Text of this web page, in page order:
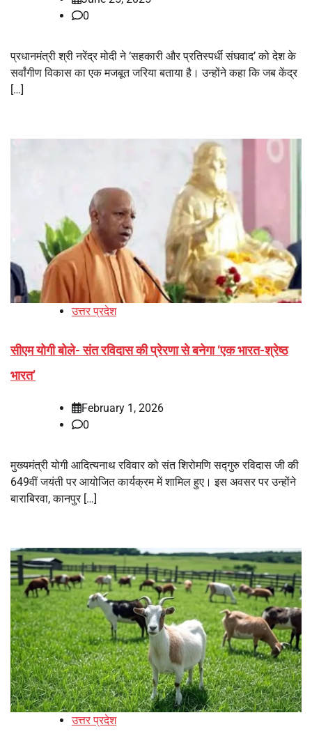
0
प्रधानमंत्री श्री नरेंद्र मोदी ने ‘सहकारी और प्रतिस्पर्धी संघवाद’ को देश के
सर्वांगीण विकास का एक मजबूत जरिया बताया है। उन्होंने कहा कि जब केंद्र
[…]
उत्तर प्रदेश
सीएम योगी बोले- संत रविदास की प्रेरणा से बनेगा ‘एक भारत-श्रेष्ठ
भारत’
February 1, 2026
0
मुख्यमंत्री योगी आदित्यनाथ रविवार को संत शिरोमणि सद्गुरु रविदास जी की
649वीं जयंती पर आयोजित कार्यक्रम में शामिल हुए। इस अवसर पर उन्होंने
बाराबिरवा, कानपुर […]
उत्तर प्रदेश